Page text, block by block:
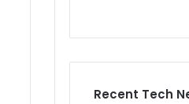
Recent Tech